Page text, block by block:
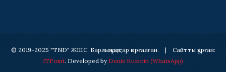
© 2019-2025 "TND" ЖШС. Барлық құқықтар қорғалған. | Сайтты құрған:
ITPoint. Developed by Denis Kuzmin (WhatsApp)